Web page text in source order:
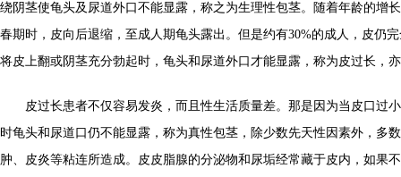
绕阴茎使龟头及尿道外口不能显露，称之为生理性包茎。随着年龄的增
春期时，皮向后退缩，至成人期龟头露出。但是约有30%的成人，皮仍
将皮上翻或阴茎充分勃起时，龟头和尿道外口才能显露，称为皮过长，
皮过长患者不仅容易发炎，而且性生活质量差。那是因为当皮口过
时龟头和尿道口仍不能显露，称为真性包茎，除少数先天性因素外，多
肿、皮炎等粘连所造成。皮皮脂腺的分泌物和尿垢经常藏于皮内，如果